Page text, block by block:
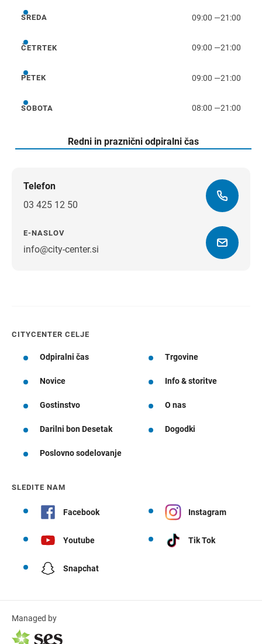
sreda
SREDA 09:00 —21:00
četrtek
ČETRTEK 09:00 —21:00
petek
PETEK 09:00 —21:00
sobota
SOBOTA 08:00 —21:00
Redni in praznični odpiralni čas
Telefon
03 425 12 50
E-NASLOV
info@city-center.si
CITYCENTER CELJE
Odpiralni čas Trgovine
Novice Info & storitve
Gostinstvo O nas
Darilni bon Desetak Dogodki
Poslovno sodelovanje
SLEDITE NAM
Facebook Instagram
Youtube Tik Tok
Snapchat
Managed by